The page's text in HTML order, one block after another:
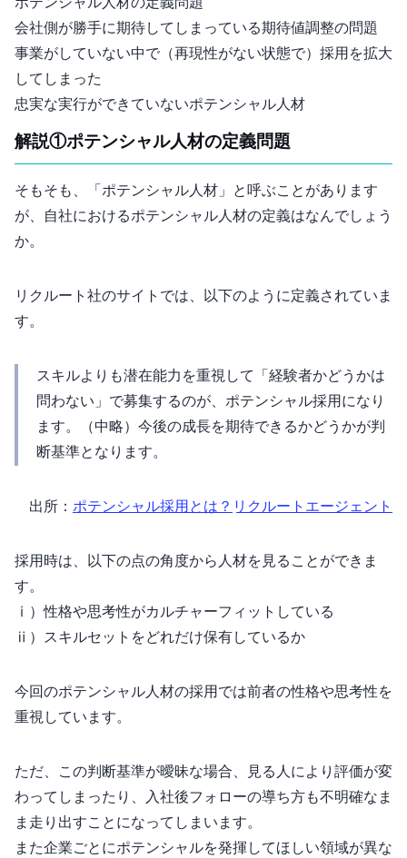
ポテンシャル人材の定義問題
会社側が”勝手に”期待してしまっている - 期待値調整の問題
事業がPMFしていない中で（再現性がない状態で）採用を拡大
してしまった
忠実な実行ができていないポテンシャル人材
解説①ポテンシャル人材の定義問題
そもそも、「ポテンシャル人材」と呼ぶことがあります
が、自社におけるポテンシャル人材の定義はなんでしょう
か。
リクルート社のサイトでは、以下のように定義されていま
す。
スキルよりも潜在能力を重視して「経験者かどうかは
問わない」で募集するのが、ポテンシャル採用になり
ます。（中略）今後の成長を期待できるかどうかが判
断基準となります。
出所： ポテンシャル採用とは？ | リクルートエージェント
採用時は、以下の2点の角度から人材を見ることができま
す。
ⅰ）性格や思考性がカルチャーフィットしている
ⅱ）スキルセットをどれだけ保有しているか
今回のポテンシャル人材の採用では前者の性格や思考性を
重視しています。
ただ、この判断基準が曖昧な場合、見る人により評価が変
わってしまったり、入社後フォローの導ち方も不明確なま
ま走り出すことになってしまいます。
また企業ごとにポテンシャルを発揮してほしい領域が異な